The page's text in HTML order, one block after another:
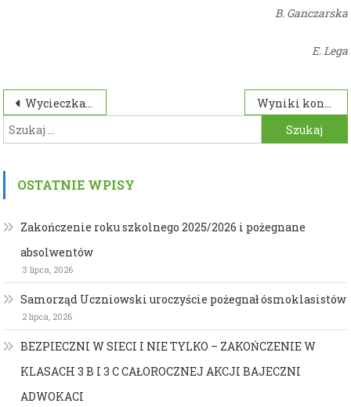
B. Ganczarska
E. Lega
Nawigacja
wpisu
Wycieczka do Centrum Dziedzictwa Szkła w Krośnie
Wyniki konkursu plastycznego ,,Jesień w lesie” zorganizowanego w świetlicy szkolnej
Szukaj:
OSTATNIE WPISY
Zakończenie roku szkolnego 2025/2026 i pożegnane
absolwentów
3 lipca, 2026
Samorząd Uczniowski uroczyście pożegnał ósmoklasistów
2 lipca, 2026
BEZPIECZNI W SIECI I NIE TYLKO – ZAKOŃCZENIE W
KLASACH 3 B I 3 C CAŁOROCZNEJ AKCJI BAJECZNI
ADWOKACI